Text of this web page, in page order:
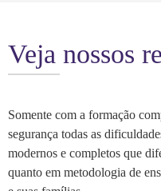
Veja nossos
Somente com a formação
segurança todas as
modernos e completos que
quanto em metodologia de